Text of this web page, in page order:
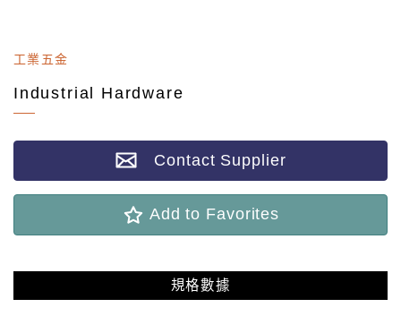
工業五金
Industrial Hardware
Contact Supplier
Add to Favorites
規格數據